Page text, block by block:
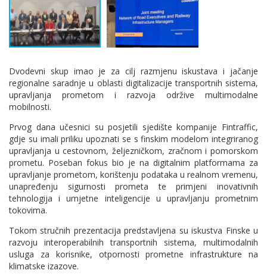
Dvodevni skup imao je za cilj razmjenu iskustava i jačanje
regionalne saradnje u oblasti digitalizacije transportnih sistema,
upravljanja prometom i razvoja održive multimodalne
mobilnosti.
Prvog dana učesnici su posjetili sjedište kompanije Fintraffic,
gdje su imali priliku upoznati se s finskim modelom integriranog
upravljanja u cestovnom, željezničkom, zračnom i pomorskom
prometu. Poseban fokus bio je na digitalnim platformama za
upravljanje prometom, korištenju podataka u realnom vremenu,
unapređenju sigurnosti prometa te primjeni inovativnih
tehnologija i umjetne inteligencije u upravljanju prometnim
tokovima.
Tokom stručnih prezentacija predstavljena su iskustva Finske u
razvoju interoperabilnih transportnih sistema, multimodalnih
usluga za korisnike, otpornosti prometne infrastrukture na
klimatske izazove.